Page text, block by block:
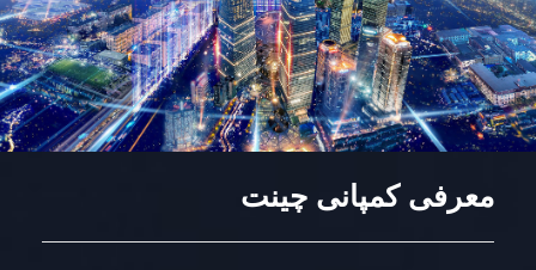
معرفی کمپانی چینت